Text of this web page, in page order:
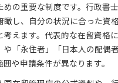
めの重要な制度です。行政書
瞰し、自分の状況に合った資
考えます。代表的な在留資格
や「永住者」「日本人の配偶
や申請条件が異なります。